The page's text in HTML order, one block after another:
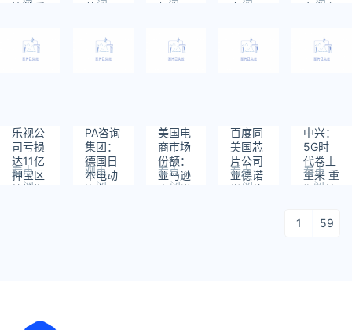
比特币
6600
美元
阅
1438
共用一
阅
1742
机密”
谣-更
新中
阅
市公司
阅
1748
东主宰
电商市
阅
1114
乐视公
司亏损
达11亿
押宝区
块链期
看点
阅
PA咨询
集团：
德国日
本电动
汽车
观点
阅
美国电
商市场
份额：
亚马逊
占一半
看点
阅
百度同
美国芯
片公司
亚德诺
半导体
看点
阅
中兴：
5G时
代卷土
重来 重
塑辉煌
看点
阅
1305
1 59